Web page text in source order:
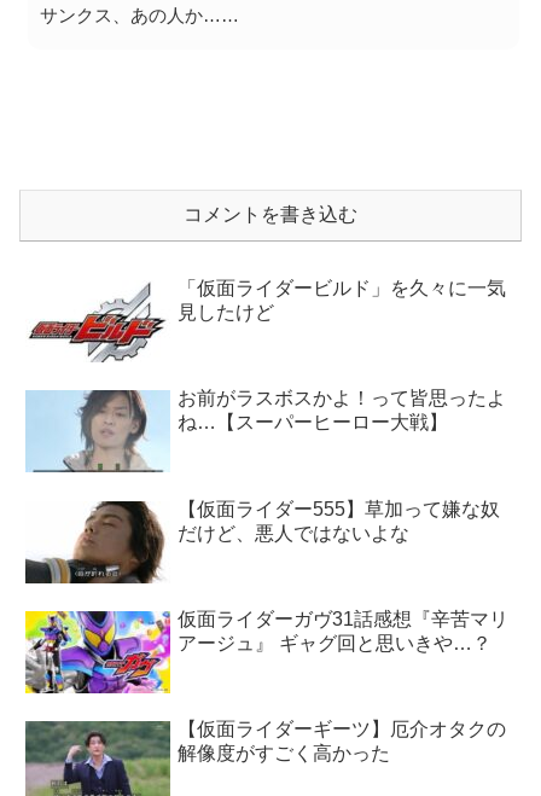
サンクス、あの人か……
コメントを書き込む
「仮面ライダービルド」を久々に一気
見したけど
お前がラスボスかよ！って皆思ったよ
ね…【スーパーヒーロー大戦】
【仮面ライダー555】草加って嫌な奴
だけど、悪人ではないよな
仮面ライダーガヴ31話感想『辛苦マリ
アージュ』 ギャグ回と思いきや…？
【仮面ライダーギーツ】厄介オタクの
解像度がすごく高かった